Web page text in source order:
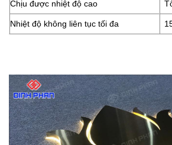
Chịu được nhiệt độ cao
Nhiệt độ không liên tục tối đa